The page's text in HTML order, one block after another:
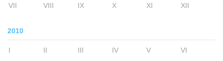
VII
VIII IX X XI XII
2010
I II III IV V
VI